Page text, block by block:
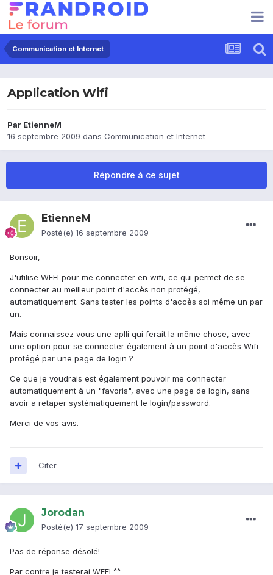
Communication et Internet
Application Wifi
Par EtienneM
16 septembre 2009 dans Communication et Internet
Répondre à ce sujet
EtienneM
Posté(e) 16 septembre 2009
Bonsoir,
J'utilise WEFI pour me connecter en wifi, ce qui permet de se
connecter au meilleur point d'accès non protégé,
automatiquement. Sans tester les points d'accès soi même un par
un.
Mais connaissez vous une aplli qui ferait la même chose, avec
une option pour se connecter également à un point d'accès Wifi
protégé par une page de login ?
Ce que je voudrais est également pouvoir me connecter
automatiquement à un "favoris", avec une page de login, sans
avoir a retaper systématiquement le login/password.
Merci de vos avis.
Citer
Jorodan
Posté(e) 17 septembre 2009
Pas de réponse désolé!
Par contre je testerai WEFI ^^